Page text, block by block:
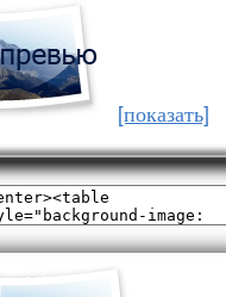
[показать]